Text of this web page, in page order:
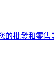
的批發和零售